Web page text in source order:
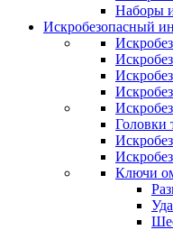
Наборы
Искробезопасный
Головки
Ключи